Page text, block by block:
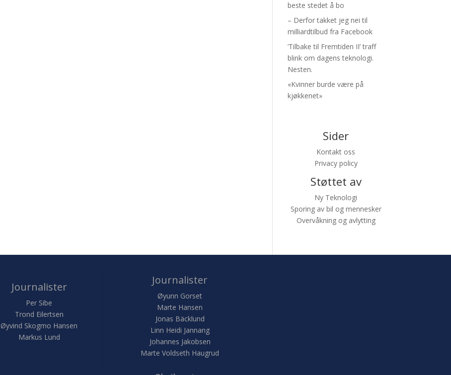
beste stedet å bo
– Derfor takket jeg nei til
milliardtilbud fra Facebook
’Tilbake til Fremtiden II’ traff
blink om dagens teknologi.
Nesten.
«Kvinner burde være på
kjøkkenet»
Sider
Kontakt oss
Privacy policy
Støttet av
Ny Teknologi
Sporing av bil og mennesker
Overvåkning og avlytting
Journalister
Per Sibe
Trond Eilertsen
Øyvind Skogmo Hansen
Markus Lund
Journalister
Øyunn Gorset
Marte Hansen
Jonas Bäcklund
Linn Heidi Jannang
Johannes Jakobsen
Marte Voldseth Haugrud